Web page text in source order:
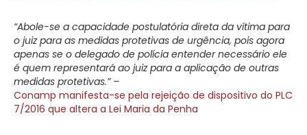
“Abole-se a capacidade postulatória direta da vítima para
o juiz para as medidas protetivas de urgência, pois agora
apenas se o delegado de polícia entender necessário ele
é quem representará ao juiz para a aplicação de outras
medidas protetivas.” –
Conamp manifesta-se pela rejeição de dispositivo do PLC
7/2016 que altera a Lei Maria da Penha